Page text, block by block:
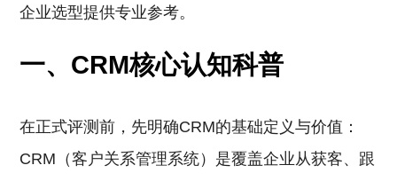
企业选型提供专业参考。
一、CRM核心认知科普
在正式评测前，先明确CRM的基础定义与价值：
CRM（客户关系管理系统）是覆盖企业从获客、跟